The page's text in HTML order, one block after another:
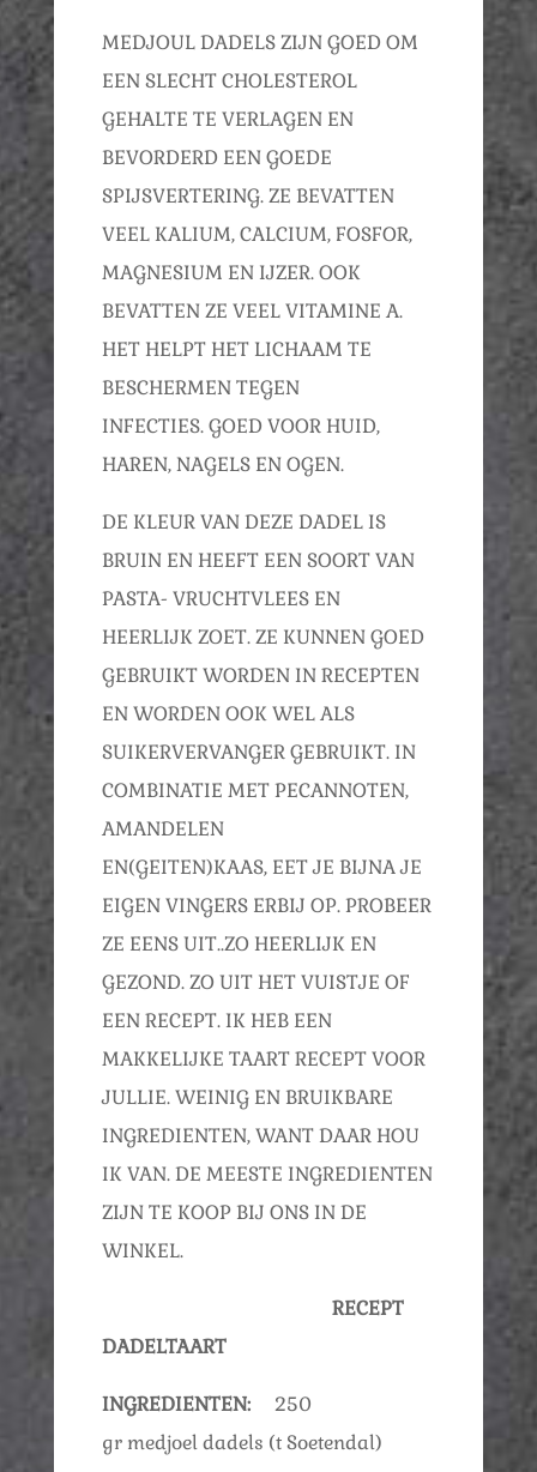
MEDJOUL DADELS ZIJN GOED OM
EEN SLECHT CHOLESTEROL
GEHALTE TE VERLAGEN EN
BEVORDERD EEN GOEDE
SPIJSVERTERING. ZE BEVATTEN
VEEL KALIUM, CALCIUM, FOSFOR,
MAGNESIUM EN IJZER. OOK
BEVATTEN ZE VEEL VITAMINE A.
HET HELPT HET LICHAAM TE
BESCHERMEN TEGEN
INFECTIES. GOED VOOR HUID,
HAREN, NAGELS EN OGEN.
DE KLEUR VAN DEZE DADEL IS
BRUIN EN HEEFT EEN SOORT VAN
PASTA- VRUCHTVLEES EN
HEERLIJK ZOET. ZE KUNNEN GOED
GEBRUIKT WORDEN IN RECEPTEN
EN WORDEN OOK WEL ALS
SUIKERVERVANGER GEBRUIKT. IN
COMBINATIE MET PECANNOTEN,
AMANDELEN
EN(GEITEN)KAAS, EET JE BIJNA JE
EIGEN VINGERS ERBIJ OP. PROBEER
ZE EENS UIT..ZO HEERLIJK EN
GEZOND. ZO UIT HET VUISTJE OF
EEN RECEPT. IK HEB EEN
MAKKELIJKE TAART RECEPT VOOR
JULLIE. WEINIG EN BRUIKBARE
INGREDIENTEN, WANT DAAR HOU
IK VAN. DE MEESTE INGREDIENTEN
ZIJN TE KOOP BIJ ONS IN DE
WINKEL.
RECEPT
DADELTAART
INGREDIENTEN:
250
gr medjoel dadels (t Soetendal)